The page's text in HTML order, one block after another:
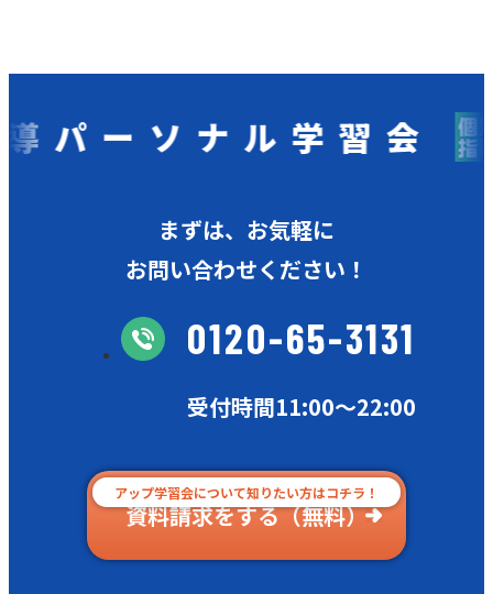
ソナル学習会
まずは、お気軽に
お問い合わせください！
0120-65-3131
受付時間11:00〜22:00
アップ学習会について知りたい方はコチラ！
資料請求をする（無料）